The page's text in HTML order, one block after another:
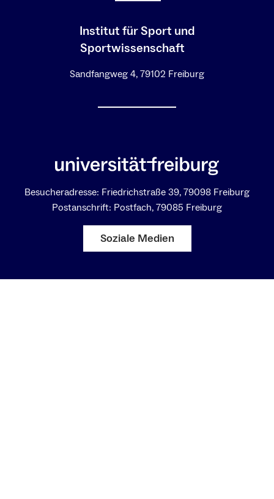
Institut für Sport und
Sportwissenschaft
Sandfangweg 4, 79102 Freiburg
Besucheradresse: Friedrichstraße 39, 79098 Freiburg
Postanschrift: Postfach, 79085 Freiburg
Soziale Medien